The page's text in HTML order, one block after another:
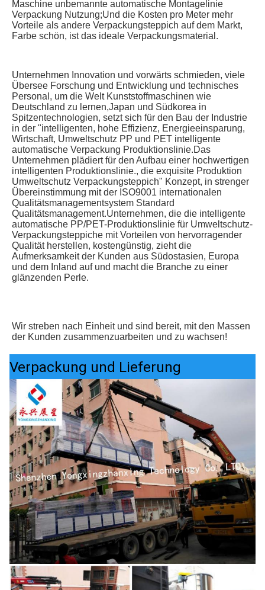
Maschine unbemannte automatische Montagelinie
Verpackung Nutzung;Und die Kosten pro Meter mehr
Vorteile als andere Verpackungsteppich auf dem Markt,
Farbe schön, ist das ideale Verpackungsmaterial.
Unternehmen Innovation und vorwärts schmieden, viele
Übersee Forschung und Entwicklung und technisches
Personal, um die Welt Kunststoffmaschinen wie
Deutschland zu lernen,Japan und Südkorea in
Spitzentechnologien, setzt sich für den Bau der Industrie
in der "intelligenten, hohe Effizienz, Energieeinsparung,
Wirtschaft, Umweltschutz PP und PET intelligente
automatische Verpackung Produktionslinie.Das
Unternehmen plädiert für den Aufbau einer hochwertigen
intelligenten Produktionslinie., die exquisite Produktion
Umweltschutz Verpackungsteppich" Konzept, in strenger
Übereinstimmung mit der ISO9001 internationalen
Qualitätsmanagementsystem Standard
Qualitätsmanagement.Unternehmen, die die intelligente
automatische PP/PET-Produktionslinie für Umweltschutz-
Verpackungsteppiche mit Vorteilen von hervorragender
Qualität herstellen, kostengünstig, zieht die
Aufmerksamkeit der Kunden aus Südostasien, Europa
und dem Inland auf und macht die Branche zu einer
glänzenden Perle.
Wir streben nach Einheit und sind bereit, mit den Massen
der Kunden zusammenzuarbeiten und zu wachsen!
Verpackung und Lieferung